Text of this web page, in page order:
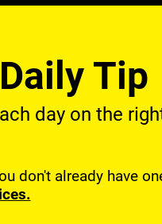
Tip
day on the
don't already have